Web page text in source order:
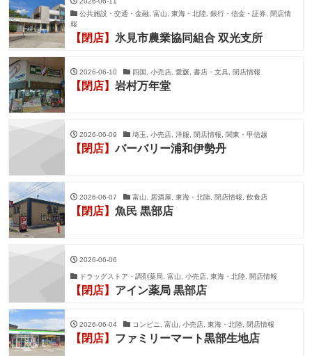
公共施設・交通・金融, 富山, 東海・北陸, 銀行・信金・証券, 閉店情
報
【閉店】 氷見市農業協同組合 双光支所
2026-06-10 四国, 小売店, 愛媛, 書店・文具, 閉店情報
【閉店】 岩村万年堂
2026-06-09 埼玉, 小売店, 洋服, 閉店情報, 関東・甲信越
【閉店】バーバリー浦和伊勢丹
2026-06-07 富山, 居酒屋, 東海・北陸, 閉店情報, 飲食店
【閉店】 魚民 黒部店
2026-06-06
ドラッグストア・調剤薬局, 富山, 小売店, 東海・北陸, 開店情報
【閉店】 アイン薬局 黒部店
2026-06-04 コンビニ, 富山, 小売店, 東海・北陸, 閉店情報
【閉店】 ファミリーマート黒部生地店